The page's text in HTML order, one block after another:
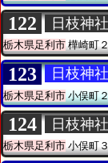
122 日枝神社
栃木県足利市樺崎町
123 日枝神社
栃木県足利市小俣町
124 日枝神社
栃木県足利市小俣町